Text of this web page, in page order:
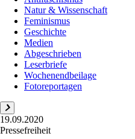
Natur & Wissenschaft
Feminismus
Geschichte
Medien
Abgeschrieben
Leserbriefe
Wochenendbeilage
Fotoreportagen
19.09.2020
Pressefreiheit